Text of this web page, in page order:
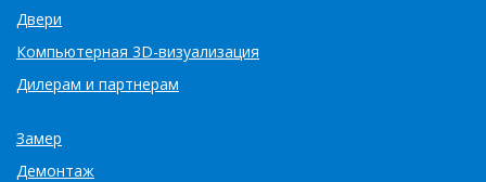
Двери
Компьютерная 3D-визуализация
Дилерам и партнерам
Замер
Демонтаж